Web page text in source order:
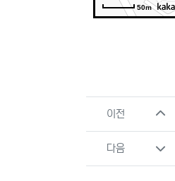
50m
관련자료
이전
다음